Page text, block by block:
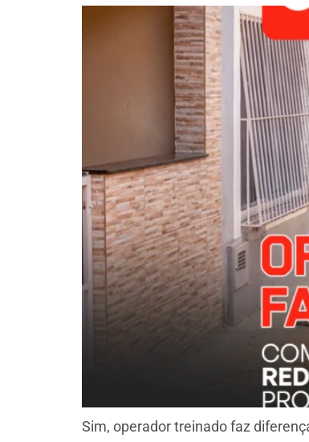
Sim, operador treinado faz